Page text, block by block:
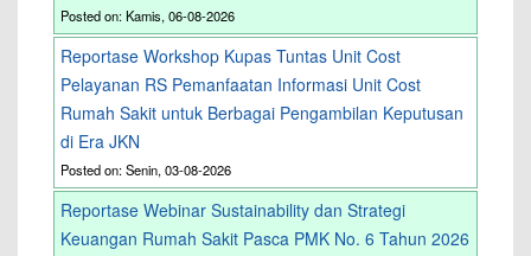
Posted on: Kamis, 06-08-2026
Reportase Workshop Kupas Tuntas Unit Cost
Pelayanan RS Pemanfaatan Informasi Unit Cost
Rumah Sakit untuk Berbagai Pengambilan Keputusan
di Era JKN
Posted on: Senin, 03-08-2026
Reportase Webinar Sustainability dan Strategi
Keuangan Rumah Sakit Pasca PMK No. 6 Tahun 2026